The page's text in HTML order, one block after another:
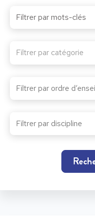
La vidéo récapitulative
Filtrer par catégorie